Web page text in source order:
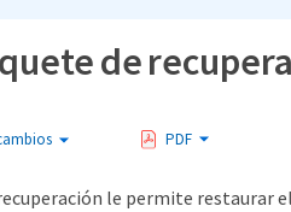
de
PDF
le permite restaurar